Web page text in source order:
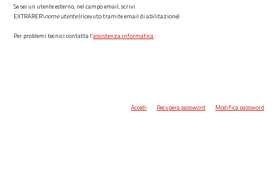
Se sei un utente esterno, nel campo email, scrivi
EXTRARER\nome utente(ricevuto tramite email di abilitazione)
Per problemi tecnici contatta l’assistenza informatica.
Accedi Recupera password Modifica password